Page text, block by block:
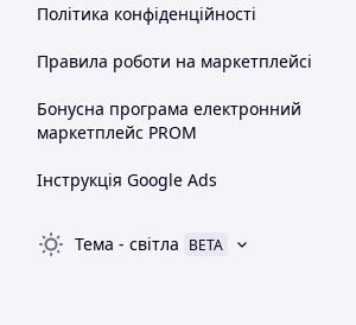
Політика конфіденційності
Правила роботи на маркетплейсі
Бонусна програма електронний
маркетплейс PROM
Інструкція Google Ads
Тема - світла BETA